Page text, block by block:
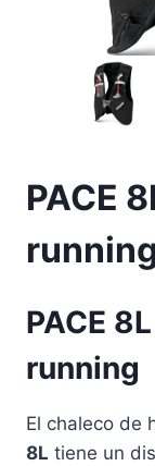
PACE
PACE
running
El chaleco de
8L tiene un